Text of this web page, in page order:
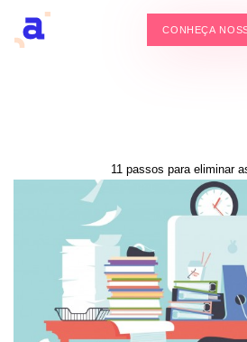
CONHEÇA
11 passos para eliminar